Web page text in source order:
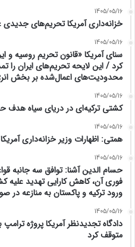
1405/05/16
خزانه‌داری آمریکا تحریم‌های جدیدی
1405/05/16
سنای آمریکا «قانون تحریم روسیه و
کرد / این لایحه تحریم‌های ایران را
محدودیت‌های اعمال‌شده بر بخش
1405/05/16
کشتی ترکیه‌ای در دریای سیاه هدف
1405/05/16
همتی: اظهارات وزیر خزانه‌داری
1405/05/16
حسام الدین آشنا: توافق سه جانبه
فوری آن، کاهش کارایی تهدید علیه
ورود ترکیه و پاکستان به منازعه
1405/05/16
دادگاه تجدیدنظر آمریکا پروژه
متوقف کرد